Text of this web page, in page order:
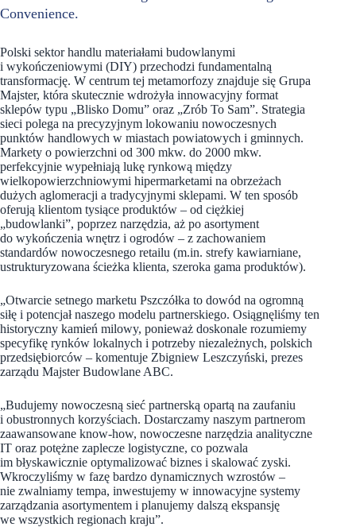
Convenience.
Polski sektor handlu materiałami budowlanymi
i wykończeniowymi (DIY) przechodzi fundamentalną
transformację. W centrum tej metamorfozy znajduje się Grupa
Majster, która skutecznie wdrożyła innowacyjny format
sklepów typu „Blisko Domu” oraz „Zrób To Sam”. Strategia
sieci polega na precyzyjnym lokowaniu nowoczesnych
punktów handlowych w miastach powiatowych i gminnych.
Markety o powierzchni od 300 mkw. do 2000 mkw.
perfekcyjnie wypełniają lukę rynkową między
wielkopowierzchniowymi hipermarketami na obrzeżach
dużych aglomeracji a tradycyjnymi sklepami. W ten sposób
oferują klientom tysiące produktów – od ciężkiej
„budowlanki”, poprzez narzędzia, aż po asortyment
do wykończenia wnętrz i ogrodów – z zachowaniem
standardów nowoczesnego retailu (m.in. strefy kawiarniane,
ustrukturyzowana ścieżka klienta, szeroka gama produktów).
„Otwarcie setnego marketu Pszczółka to dowód na ogromną
siłę i potencjał naszego modelu partnerskiego. Osiągnęliśmy ten
historyczny kamień milowy, ponieważ doskonale rozumiemy
specyfikę rynków lokalnych i potrzeby niezależnych, polskich
przedsiębiorców – komentuje Zbigniew Leszczyński, prezes
zarządu Majster Budowlane ABC.
„Budujemy nowoczesną sieć partnerską opartą na zaufaniu
i obustronnych korzyściach. Dostarczamy naszym partnerom
zaawansowane know-how, nowoczesne narzędzia analityczne
IT oraz potężne zaplecze logistyczne, co pozwala
im błyskawicznie optymalizować biznes i skalować zyski.
Wkroczyliśmy w fazę bardzo dynamicznych wzrostów –
nie zwalniamy tempa, inwestujemy w innowacyjne systemy
zarządzania asortymentem i planujemy dalszą ekspansję
we wszystkich regionach kraju”.